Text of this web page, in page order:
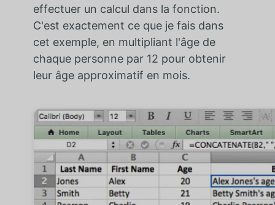
effectuer un calcul dans la fonction.
C'est exactement ce que je fais dans
cet exemple, en multipliant l'âge de
chaque personne par 12 pour obtenir
leur âge approximatif en mois.